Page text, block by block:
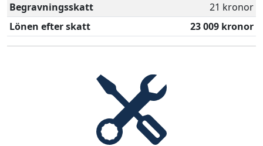
Begravningsskatt
21 kronor
Lönen efter skatt
23 009 kronor